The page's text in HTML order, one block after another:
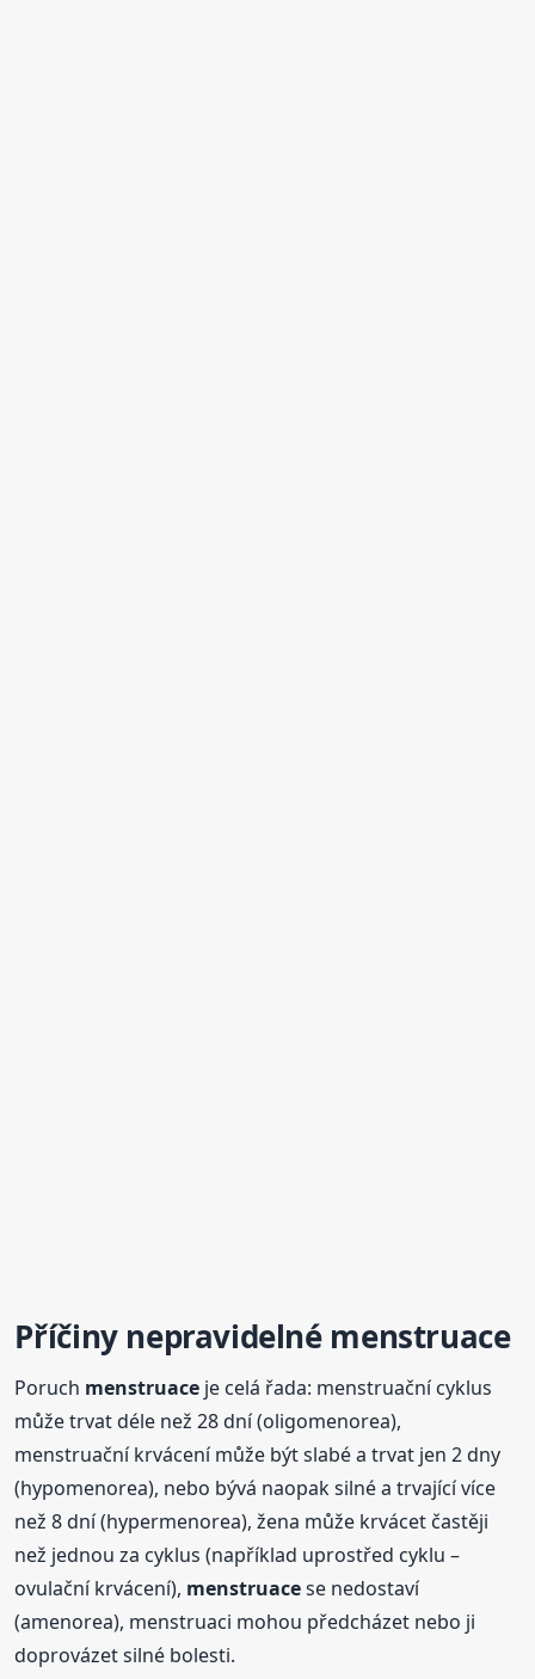
Příčiny nepravidelné menstruace
Poruch menstruace je celá řada: menstruační cyklus
může trvat déle než 28 dní (oligomenorea),
menstruační krvácení může být slabé a trvat jen 2 dny
(hypomenorea), nebo bývá naopak silné a trvající více
než 8 dní (hypermenorea), žena může krvácet častěji
než jednou za cyklus (například uprostřed cyklu –
ovulační krvácení), menstruacese nedostaví
(amenorea), menstruaci mohou předcházet nebo ji
doprovázet silné bolesti.